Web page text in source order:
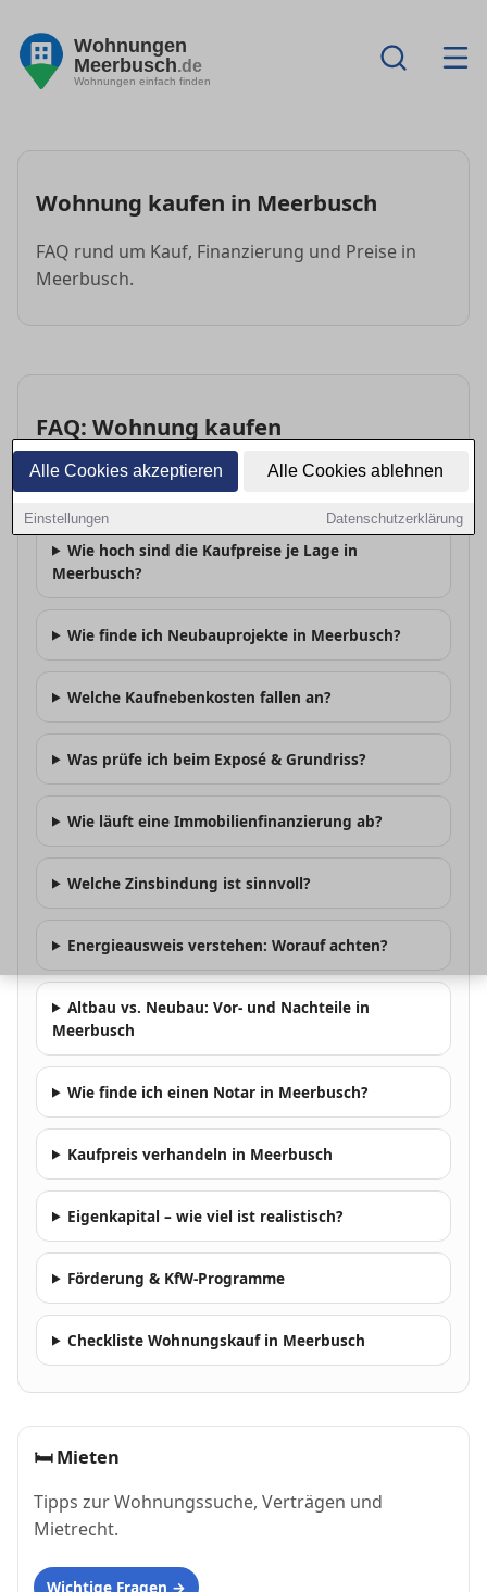
Alle Cookies akzeptieren Alle Cookies ablehnen
Einstellungen Datenschutzerklärung
Wohnungen
Meerbusch.de
Wohnungen einfach finden
Wohnung kaufen in Meerbusch
FAQ rund um Kauf, Finanzierung und Preise in
Meerbusch.
FAQ: Wohnung kaufen
Lohnt sich Kaufen vs. Mieten in Meerbusch?
Wie hoch sind die Kaufpreise je Lage in
Meerbusch?
Wie finde ich Neubauprojekte in Meerbusch?
Welche Kaufnebenkosten fallen an?
Was prüfe ich beim Exposé & Grundriss?
Wie läuft eine Immobilienfinanzierung ab?
Welche Zinsbindung ist sinnvoll?
Energieausweis verstehen: Worauf achten?
Altbau vs. Neubau: Vor- und Nachteile in
Meerbusch
Wie finde ich einen Notar in Meerbusch?
Kaufpreis verhandeln in Meerbusch
Eigenkapital – wie viel ist realistisch?
Förderung & KfW-Programme
Checkliste Wohnungskauf in Meerbusch
🛏Mieten
Tipps zur Wohnungssuche, Verträgen und
Mietrecht.
Wichtige Fragen